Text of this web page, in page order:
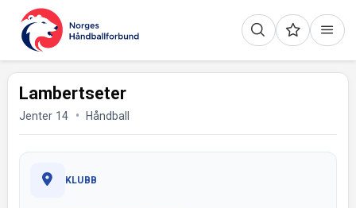
Lambertseter
Jenter 14 Håndball
KLUBB